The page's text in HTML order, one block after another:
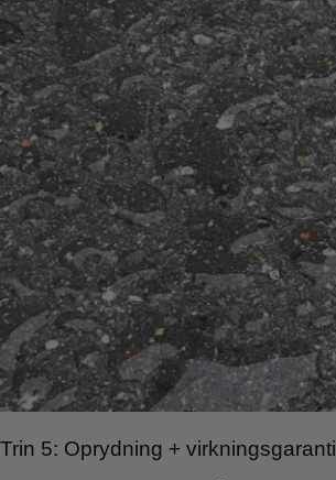
Trin 5: Oprydning + virkningsgaranti